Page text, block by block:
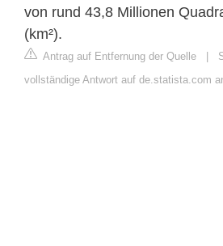
von rund 43,8 Millionen
(km²).
Antrag auf Entfernung der Quelle |
vollständige Antwort auf de.statista.com